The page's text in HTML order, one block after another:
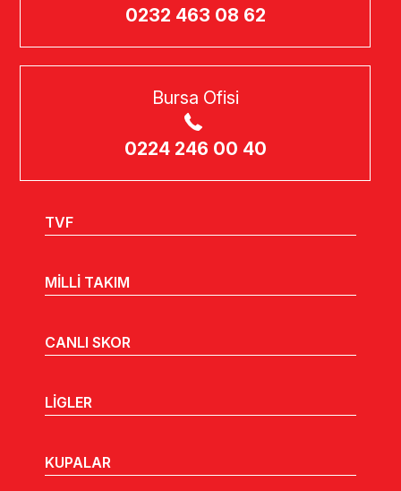
0232 463 08 62
Bursa Ofisi
0224 246 00 40
TVF
MİLLİ TAKIM
CANLI SKOR
LİGLER
KUPALAR